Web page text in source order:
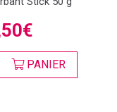
PANIER